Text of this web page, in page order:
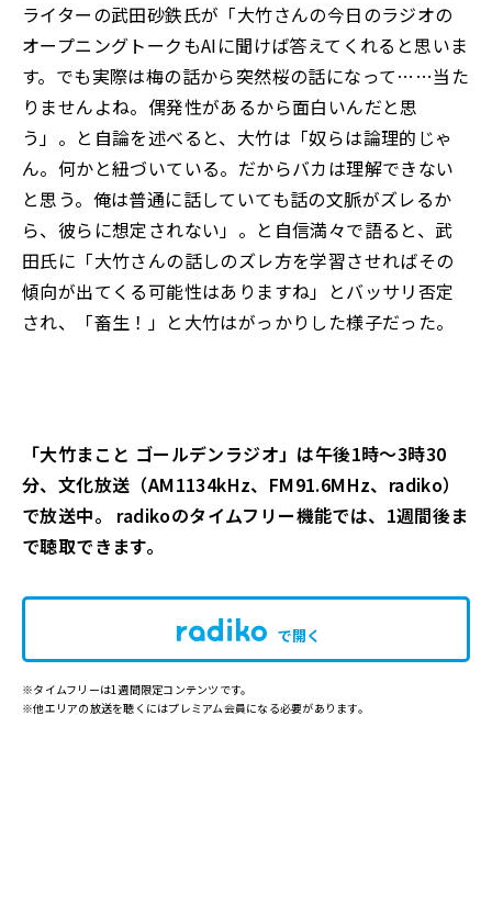
ライターの武田砂鉄氏が「大竹さんの今日のラジオの
オープニングトークもAIに聞けば答えてくれると思いま
す。でも実際は梅の話から突然桜の話になって……当た
りませんよね。偶発性があるから面白いんだと思
う」。と自論を述べると、大竹は「奴らは論理的じゃ
ん。何かと紐づいている。だからバカは理解できない
と思う。俺は普通に話していても話の文脈がズレるか
ら、彼らに想定されない」。と自信満々で語ると、武
田氏に「大竹さんの話しのズレ方を学習させればその
傾向が出てくる可能性はありますね」とバッサリ否定
され、「畜生！」と大竹はがっかりした様子だった。
「大竹まこと ゴールデンラジオ」は午後1時～3時30
分、文化放送（AM1134kHz、FM91.6MHz、radiko）
で放送中。 radikoのタイムフリー機能では、1週間後ま
で聴取できます。
で開く
※タイムフリーは1週間限定コンテンツです。
※他エリアの放送を聴くにはプレミアム会員になる必要があります。